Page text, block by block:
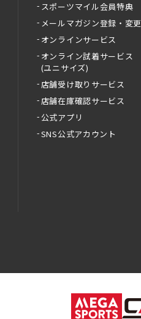
スポーツマイル会員特典
メールマガジン登録・変更
オンラインサービス
オンライン試着サービス
(ユニサイズ)
店舗受け取りサービス
店舗在庫確認サービス
公式アプリ
SNS公式アカウント